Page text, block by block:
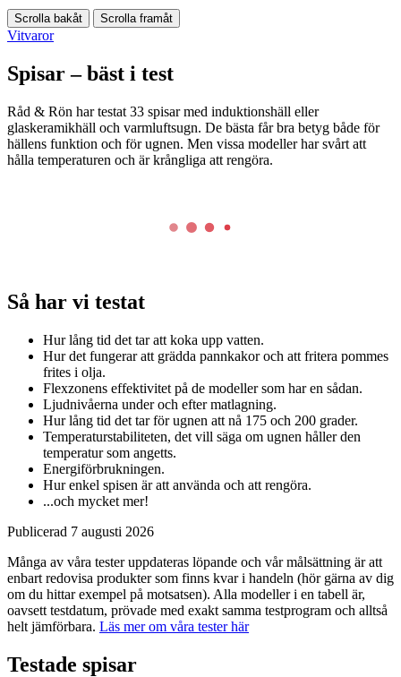
Scrolla bakåt Scrolla framåt
Vitvaror
Spisar – bäst i test
Råd & Rön har testat 33 spisar med induktionshäll eller
glaskeramikhäll och varmluftsugn. De bästa får bra betyg både för
hällens funktion och för ugnen. Men vissa modeller har svårt att
hålla temperaturen och är krångliga att rengöra.
Så har vi testat
Hur lång tid det tar att koka upp vatten.
Hur det fungerar att grädda pannkakor och att fritera pommes
frites i olja.
Flexzonens effektivitet på de modeller som har en sådan.
Ljudnivåerna under och efter matlagning.
Hur lång tid det tar för ugnen att nå 175 och 200 grader.
Temperaturstabiliteten, det vill säga om ugnen håller den
temperatur som angetts.
Energiförbrukningen.
Hur enkel spisen är att använda och att rengöra.
...och mycket mer!
Publicerad 7 augusti 2026
Många av våra tester uppdateras löpande och vår målsättning är att
enbart redovisa produkter som finns kvar i handeln (hör gärna av dig
om du hittar exempel på motsatsen). Alla modeller i en tabell är,
oavsett testdatum, prövade med exakt samma testprogram och alltså
helt jämförbara. Läs mer om våra tester här
Testade spisar